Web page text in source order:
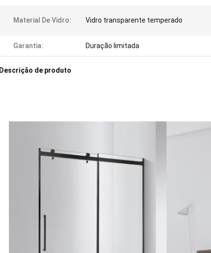
Material De Vidro: Vidro transparente temperado
Garantia: Duração limitada
Descrição de produto